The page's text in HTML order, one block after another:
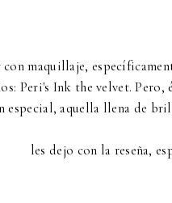
maquillaje,
Peri's Ink the velvet.
especial, aquella llena de
les dejo con la reseña,